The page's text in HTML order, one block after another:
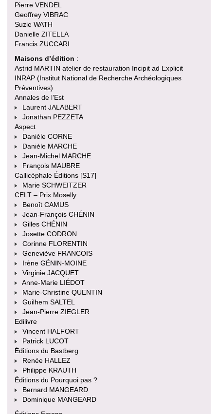
Pierre VENDEL
Geoffrey VIBRAC
Suzie WATH
Danielle ZITELLA
Francis ZUCCARI
Maisons d’édition :
Astrid MARTIN atelier de restauration Incipit ad Explicit
INRAP (Institut National de Recherche Archéologiques
Préventives)
Annales de l’Est
Laurent JALABERT
Jonathan PEZZETA
Aspect
Danièle CORNE
Danièle MARCHE
Jean-Michel MARCHE
François MAUBRE
Callicéphale Éditions [S17]
Marie SCHWEITZER
CELT – Prix Moselly
Benoît CAMUS
Jean-François CHÉNIN
Gilles CHÉNIN
Josette CODRON
Corinne FLORENTIN
Geneviève FRANCOIS
Irène GÉNIN-MOINE
Virginie JACQUET
Anne-Marie LIÉDOT
Marie-Christine QUENTIN
Guilhem SALTEL
Jean-Pierre ZIEGLER
Edilivre
Vincent HALFORT
Patrick LUCOT
Éditions du Bastberg
Renée HALLEZ
Philippe KRAUTH
Éditions du Pourquoi pas ?
Bernard MANGEARD
Dominique MANGEARD